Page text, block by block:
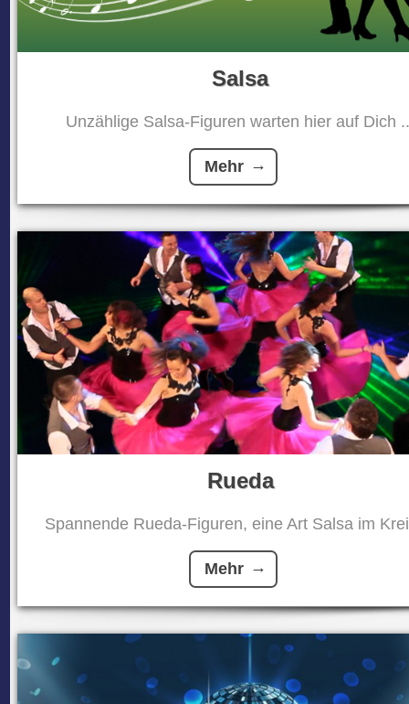
Salsa
Unzählige Salsa-Figuren warten hier auf Dich
Mehr
Rueda
Spannende Rueda-Figuren, eine Art Salsa im
Mehr